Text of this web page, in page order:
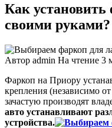
Как
своими руками?
Автор admin На чтение 3
Фаркоп на Приору
крепления (независимо
зачастую производят
авто устанавливают
устройства.